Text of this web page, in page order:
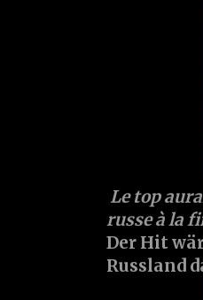
Le top
russe à la
Der Hit
Russland